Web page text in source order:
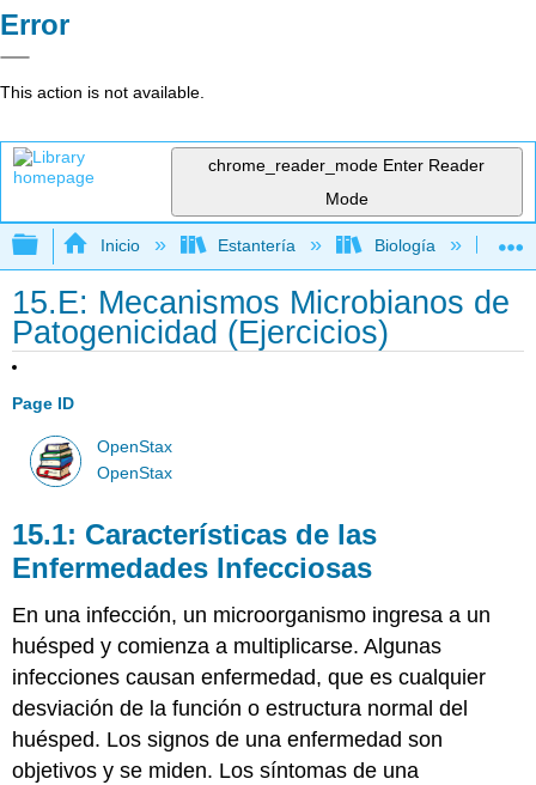
Error
This action is not available.
chrome_reader_mode Enter Reader
Mode
Expandir/contraer jerarquía global
Inicio Estantería Biología
15.E: Mecanismos Microbianos de
Patogenicidad (Ejercicios)
Page ID
OpenStax
OpenStax
15.1: Características de las
Enfermedades Infecciosas
En una infección, un microorganismo ingresa a un
huésped y comienza a multiplicarse. Algunas
infecciones causan enfermedad, que es cualquier
desviación de la función o estructura normal del
huésped. Los signos de una enfermedad son
objetivos y se miden. Los síntomas de una